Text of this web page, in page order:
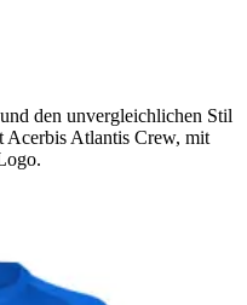
den unvergleichlichen Stil
Acerbis Atlantis Crew, mit